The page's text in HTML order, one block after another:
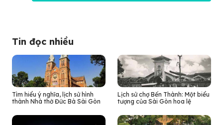
Tin đọc nhiều
Tìm hiểu ý nghĩa, lịch sử hình
thành Nhà thờ Đức Bà Sài Gòn
Lịch sử chợ Bến Thành: Một biểu
tượng của Sài Gòn hoa lệ